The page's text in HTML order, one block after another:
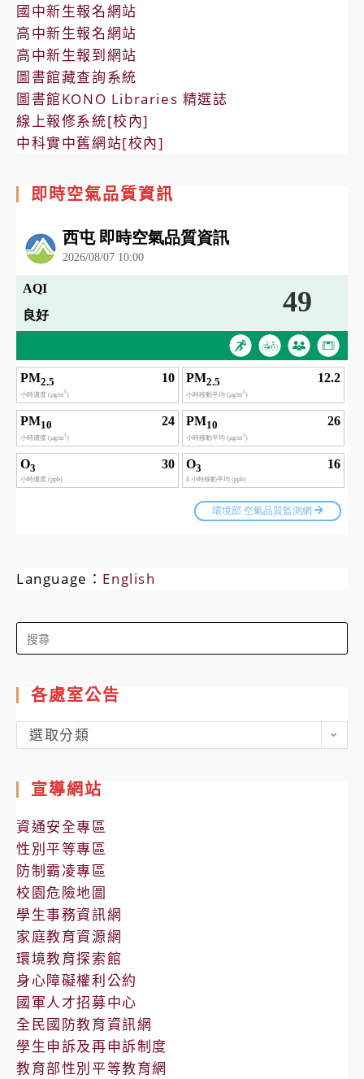
國中新生報名網站
高中新生報名網站
高中新生報到網站
圖書館藏查詢系統
圖書館KONO Libraries 精選誌
線上報修系統[校內]
中科實中舊網站[校內]
即時空氣品質資訊
Language： English
Search
for:
各處室公告
各
處
公
告
選取分類
宣導網站
資通安全專區
性別平等專區
防制霸凌專區
校園危險地圖
學生事務資訊網
家庭教育資源網
環境教育探索館
身心障礙權利公約
國軍人才招募中心
全民國防教育資訊網
學生申訴及再申訴制度
教育部性別平等教育網